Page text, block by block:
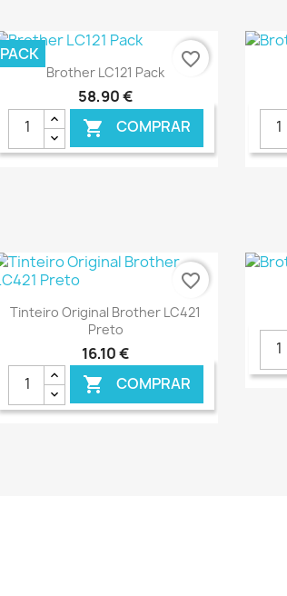
Ver+
Brother LC121 Pack
58,90 €
 COMPRAR
PACK favorite_border
Ver+
Tinteiro Original Brother LC421
Preto
16,10 €
 COMPRAR
favorite_border